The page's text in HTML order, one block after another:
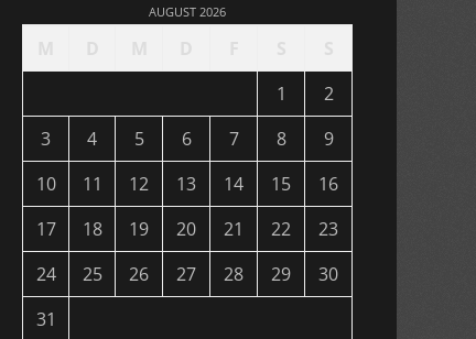
AUGUST 2026
1
2
3
4 5 6 7 8
9
10
11 12 13 14 15
16
17
18 19 20 21 22
23
24
25 26 27 28 29
30
31